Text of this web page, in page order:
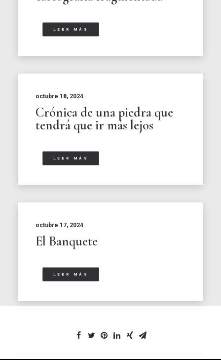
LEER MÁS
octubre 18, 2024
Crónica de una piedra que
tendrá que ir más lejos
LEER MÁS
octubre 17, 2024
El Banquete
LEER MÁS